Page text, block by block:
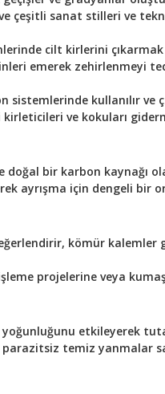
çeşitli sanat stilleri ve
cilt kirlerini
emerek zehirlenmeyi
kullanılır ve
ve kokuları
doğal bir karbon kaynağı
ayrışma için dengeli bir
kömür kalemler
projelerine veya
etkileyerek
parazitsiz temiz yanmalar